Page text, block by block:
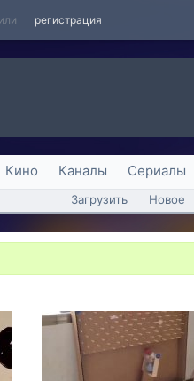
или регистрация
Кино Каналы Сериалы
Загрузить Новое